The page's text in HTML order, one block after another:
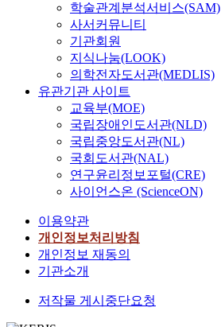
학술관계분석서비스(SAM)
사서커뮤니티
기관회원
지식나눔(LOOK)
의학전자도서관(MEDLIS)
유관기관 사이트
교육부(MOE)
국립장애인도서관(NLD)
국립중앙도서관(NL)
국회도서관(NAL)
연구윤리정보포털(CRE)
사이언스온 (ScienceON)
이용약관
개인정보처리방침
개인정보 재동의
기관소개
저작물 게시중단요청